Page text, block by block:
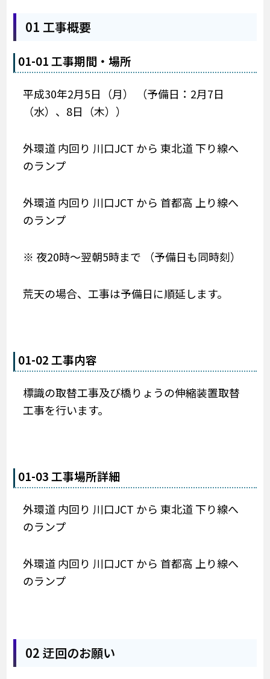
01 工事概要
01-01 工事期間・場所
平成30年2月5日（月） （予備日：2月7日
（水）、8日（木））
外環道 内回り 川口JCT から 東北道 下り線へ
のランプ
外環道 内回り 川口JCT から 首都高 上り線へ
のランプ
※ 夜20時～翌朝5時まで （予備日も同時刻）
荒天の場合、工事は予備日に順延します。
01-02 工事内容
標識の取替工事及び橋りょうの伸縮装置取替
工事を行います。
01-03 工事場所詳細
外環道 内回り 川口JCT から 東北道 下り線へ
のランプ
外環道 内回り 川口JCT から 首都高 上り線へ
のランプ
02 迂回のお願い